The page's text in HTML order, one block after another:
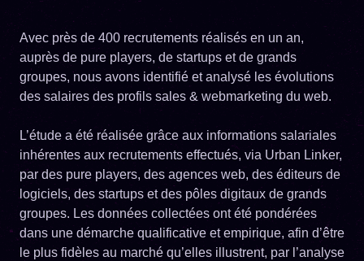
Avec près de 400 recrutements réalisés en un an,
auprès de pure players, de startups et de grands
groupes, nous avons identifié et analysé les évolutions
des salaires des profils sales & webmarketing du web.
L’étude a été réalisée grâce aux informations salariales
inhérentes aux recrutements effectués, via Urban Linker,
par des pure players, des agences web, des éditeurs de
logiciels, des startups et des pôles digitaux de grands
groupes. Les données collectées ont été pondérées
dans une démarche qualificative et empirique, afin d’être
le plus fidèles au marché qu’elles illustrent, par l’analyse